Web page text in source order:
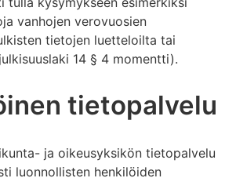
vanhojen verovuosien
tietojen luetteloilta tai
14 § 4 momentti).
tietopalvelu
ja oikeusyksikön tietopalvelu
luonnollisten henkilöiden